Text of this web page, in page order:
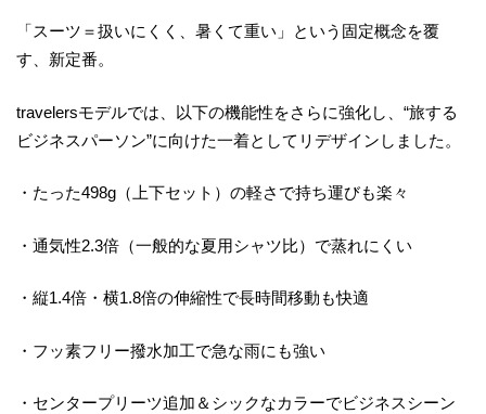
「スーツ＝扱いにくく、暑くて重い」という固定概念を覆
す、新定番。
travelersモデルでは、以下の機能性をさらに強化し、“旅する
ビジネスパーソン”に向けた一着としてリデザインしました。
・たった498g（上下セット）の軽さで持ち運びも楽々
・通気性2.3倍（一般的な夏用シャツ比）で蒸れにくい
・縦1.4倍・横1.8倍の伸縮性で長時間移動も快適
・フッ素フリー撥水加工で急な雨にも強い
・センタープリーツ追加＆シックなカラーでビジネスシーン